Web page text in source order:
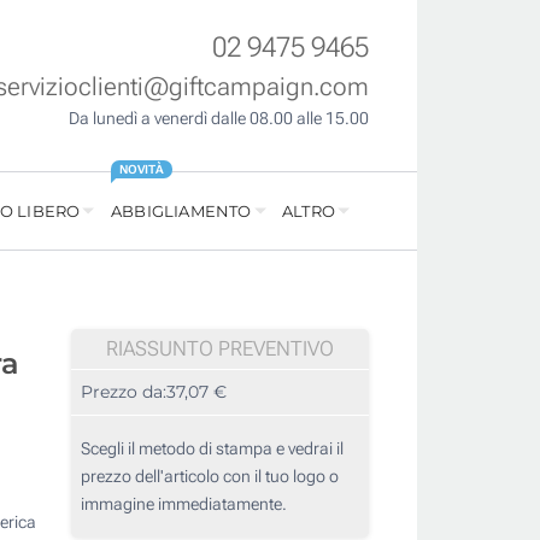
02 9475 9465
Da lunedì a venerdì dalle 08.00 alle 15.00
LIBERO ABBIGLIAMENTO
NOVITÀ
ALTRO
RIASSUNTO PREVENTIVO
Prezzo da:37,07 €
Scegli il metodo di stampa e vedrai il
prezzo dell'articolo con il tuo logo o
immagine immediatamente.